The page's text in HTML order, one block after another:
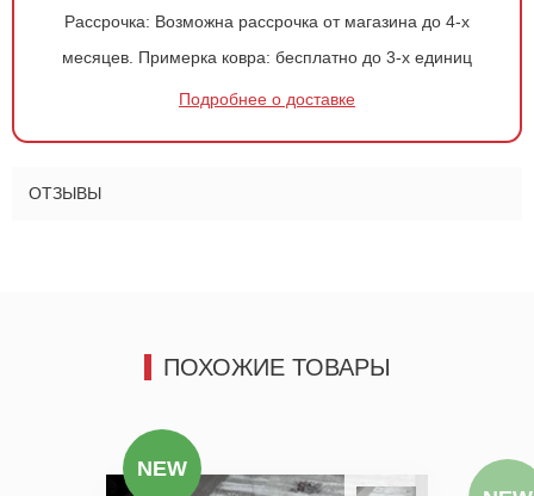
Рассрочка: Возможна рассрочка от магазина до 4-х
месяцев. Примерка ковра: бесплатно до 3-х единиц
Подробнее о доставке
ОТЗЫВЫ
ПОХОЖИЕ ТОВАРЫ
NEW
ОСТАВИТЬ ЗАЯВКУ
Оформитьзаказ!
Ковер 362